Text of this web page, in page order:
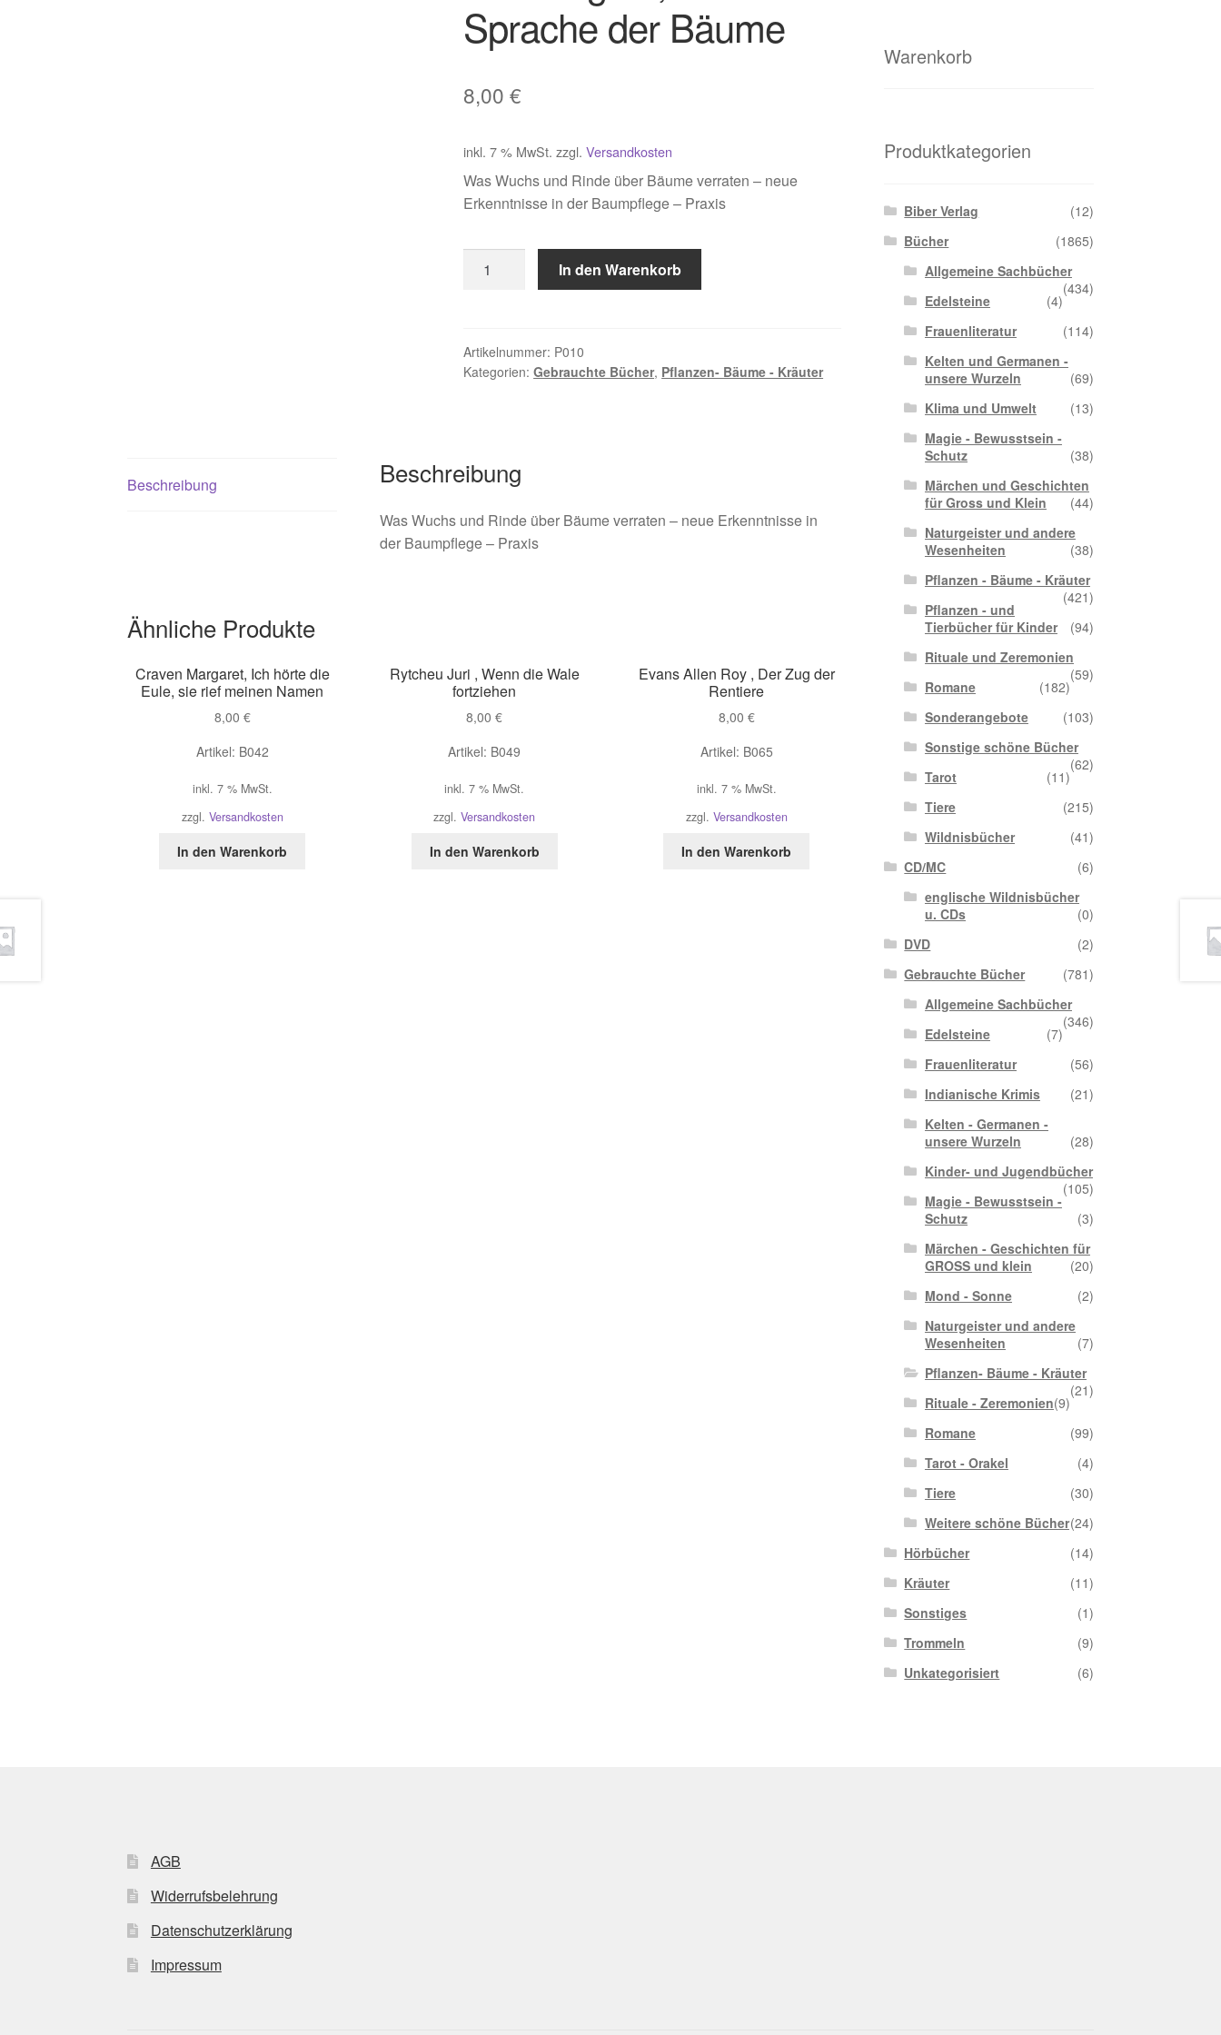
Sprache der Bäume
8,00€
inkl. 7 % MwSt. zzgl.Versandkosten
Was Wuchs und Rinde über Bäume verraten – neue
Erkenntnisse in der Baumpflege – Praxis
der
Bäume
In den Warenkorb
Artikelnummer: P010
Kategorien:Gebrauchte Bücher, Pflanzen- Bäume - Kräuter
Beschreibung Beschreibung
Was Wuchs und Rinde über Bäume verraten – neue Erkenntnisse in
der Baumpflege – Praxis
Ähnliche Produkte
Craven Margaret, Ich hörte die
Eule, sie rief meinen Namen
8,00 €
Artikel: B042
inkl. 7 % MwSt.
zzgl. Versandkosten
In den Warenkorb
Rytcheu Juri , Wenn die Wale
fortziehen
8,00€
Artikel: B049
inkl. 7 % MwSt.
zzgl.Versandkosten
In den Warenkorb
Evans Allen Roy , Der Zug der
Rentiere
8,00 €
Artikel: B065
inkl. 7 % MwSt.
zzgl. Versandkosten
In den Warenkorb
Warenkorb
Produktkategorien
Biber Verlag
(12)
Bücher
(1865)
Allgemeine Sachbücher
(434)
Edelsteine
(4)
Frauenliteratur
(114)
Kelten und Germanen -
unsere Wurzeln
(69)
Klima und Umwelt
(13)
Magie - Bewusstsein -
Schutz
(38)
Märchen und Geschichten
für Gross und Klein
(44)
Naturgeister und andere
Wesenheiten
(38)
Pflanzen - Bäume - Kräuter
(421)
Pflanzen - und
Tierbücher für Kinder
(94)
Rituale und Zeremonien
(59)
Romane
(182)
Sonderangebote
(103)
Sonstige schöne Bücher
(62)
Tarot
(11)
Tiere
(215)
Wildnisbücher
(41)
CD/MC
(6)
englische Wildnisbücher
u. CDs
(0)
DVD
(2)
Gebrauchte Bücher
(781)
Allgemeine Sachbücher
(346)
Edelsteine
(7)
Frauenliteratur
(56)
Indianische Krimis
(21)
Kelten - Germanen -
unsere Wurzeln
(28)
Kinder- und Jugendbücher
(105)
Magie - Bewusstsein -
Schutz
(3)
Märchen - Geschichten für
GROSS und klein
(20)
Mond - Sonne
(2)
Naturgeister und andere
Wesenheiten
(7)
Pflanzen- Bäume - Kräuter
(21)
Rituale - Zeremonien(9)
Romane
(99)
Tarot - Orakel
(4)
Tiere
(30)
Weitere schöne Bücher(24)
Hörbücher
(14)
Kräuter
(11)
Sonstiges
(1)
Trommeln
(9)
Unkategorisiert
(6)
AGB
Widerrufsbelehrung
Datenschutzerklärung
Impressum